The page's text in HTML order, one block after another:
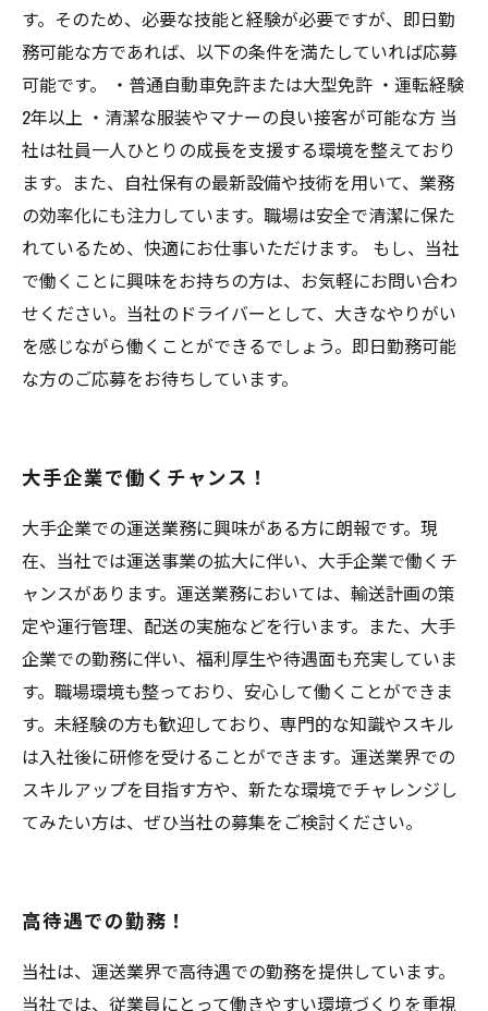
す。そのため、必要な技能と経験が必要ですが、即日勤
務可能な方であれば、以下の条件を満たしていれば応募
可能です。 ・普通自動車免許または大型免許 ・運転経験
2年以上 ・清潔な服装やマナーの良い接客が可能な方 当
社は社員一人ひとりの成長を支援する環境を整えており
ます。また、自社保有の最新設備や技術を用いて、業務
の効率化にも注力しています。職場は安全で清潔に保た
れているため、快適にお仕事いただけます。 もし、当社
で働くことに興味をお持ちの方は、お気軽にお問い合わ
せください。当社のドライバーとして、大きなやりがい
を感じながら働くことができるでしょう。即日勤務可能
な方のご応募をお待ちしています。
大手企業で働くチャンス！
大手企業での運送業務に興味がある方に朗報です。現
在、当社では運送事業の拡大に伴い、大手企業で働くチ
ャンスがあります。運送業務においては、輸送計画の策
定や運行管理、配送の実施などを行います。また、大手
企業での勤務に伴い、福利厚生や待遇面も充実していま
す。職場環境も整っており、安心して働くことができま
す。未経験の方も歓迎しており、専門的な知識やスキル
は入社後に研修を受けることができます。運送業界での
スキルアップを目指す方や、新たな環境でチャレンジし
てみたい方は、ぜひ当社の募集をご検討ください。
高待遇での勤務！
当社は、運送業界で高待遇での勤務を提供しています。
当社では、従業員にとって働きやすい環境づくりを重視